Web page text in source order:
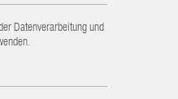
Datenverarbeitung und